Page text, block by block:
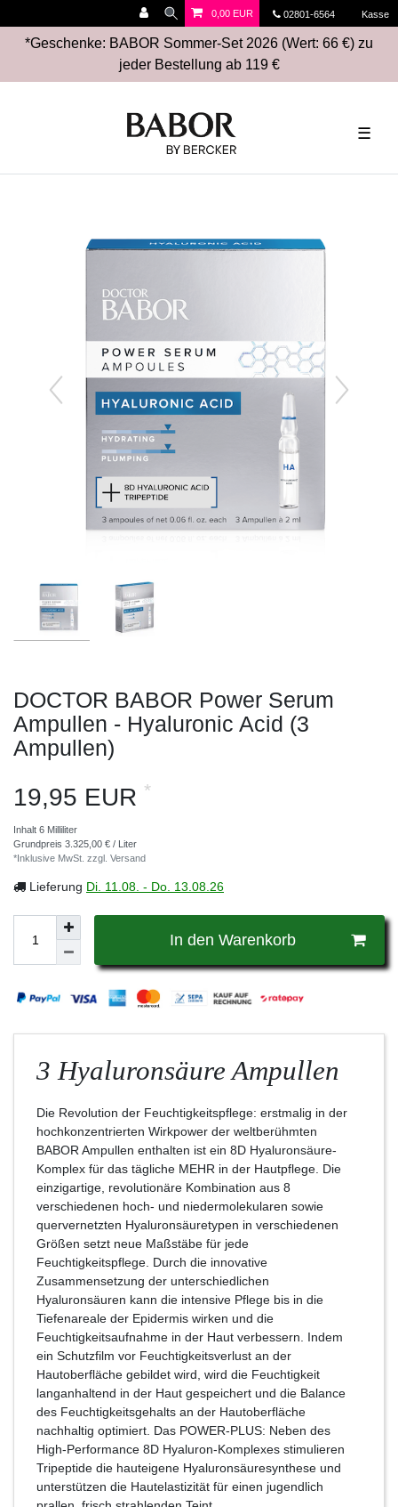
02801-6564 Kasse
0,00 EUR
*Geschenke: BABOR Sommer-Set 2026 (Wert: 66 €) zu
jeder Bestellung ab 119 €
☰
DOCTOR BABOR Power Serum
Ampullen - Hyaluronic Acid (3
Ampullen)
19,95 EUR *
Inhalt 6 Milliliter
Grundpreis 3.325,00 € / Liter
*Inklusive MwSt. zzgl. Versand
Lieferung Di. 11.08. - Do. 13.08.26
In den Warenkorb
3 Hyaluronsäure Ampullen
Die Revolution der Feuchtigkeitspflege: erstmalig in der
hochkonzentrierten Wirkpower der weltberühmten
BABOR Ampullen enthalten ist ein 8D Hyaluronsäure-
Komplex für das tägliche MEHR in der Hautpflege. Die
einzigartige, revolutionäre Kombination aus 8
verschiedenen hoch- und niedermolekularen sowie
quervernetzten Hyaluronsäuretypen in verschiedenen
Größen setzt neue Maßstäbe für jede
Feuchtigkeitspflege. Durch die innovative
Zusammensetzung der unterschiedlichen
Hyaluronsäuren kann die intensive Pflege bis in die
Tiefenareale der Epidermis wirken und die
Feuchtigkeitsaufnahme in der Haut verbessern. Indem
ein Schutzfilm vor Feuchtigkeitsverlust an der
Hautoberfläche gebildet wird, wird die Feuchtigkeit
langanhaltend in der Haut gespeichert und die Balance
des Feuchtigkeitsgehalts an der Hautoberfläche
nachhaltig optimiert. Das POWER-PLUS: Neben des
High-Performance 8D Hyaluron-Komplexes stimulieren
Tripeptide die hauteigene Hyaluronsäuresynthese und
unterstützen die Hautelastizität für einen jugendlich